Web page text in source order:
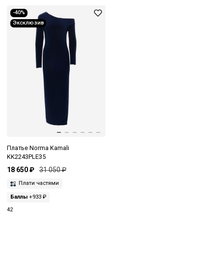
-40%
Эксклюзив
Платье Norma Kamali
KK2243PLE35
18 650 ₽ 31 050 ₽
Плати частями
Баллы +933 ₽
42